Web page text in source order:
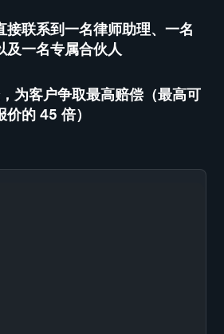
接联系到一名律师助理、一名
及一名专属合伙人
为客户争取最高赔偿（最高可
价的 45 倍）